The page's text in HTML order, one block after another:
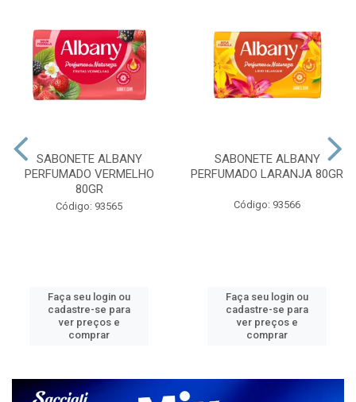
SABONETE ALBANY
PERFUMADO VERMELHO
80GR
Código: 93565
Faça seu login ou
cadastre-se para
ver preços e
comprar
SABONETE ALBANY
PERFUMADO LARANJA 80GR
Código: 93566
Faça seu login ou
cadastre-se para
ver preços e
comprar